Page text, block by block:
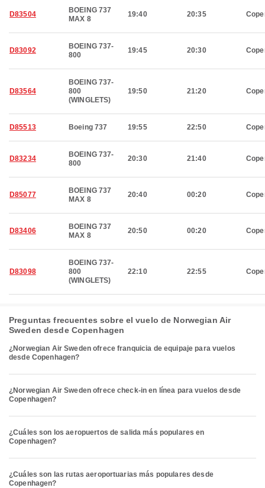
D83504
BOEING 737
MAX 8
19:40 20:35
D83092
BOEING 737-
800
19:45 20:30
D83564
BOEING 737-
800
(WINGLETS)
19:50 21:20
D85513 Boeing 737 19:55 22:50
D83234
BOEING 737-
800
20:30 21:40
D85077
BOEING 737
MAX 8
20:40 00:20
D83406
BOEING 737
MAX 8
20:50 00:20
D83098
BOEING 737-
800
(WINGLETS)
22:10 22:55
Preguntas frecuentes sobre el vuelo de Norwegian Air
Sweden desde Copenhagen
¿Norwegian Air Sweden ofrece franquicia de equipaje para vuelos
desde Copenhagen?
¿Norwegian Air Sweden ofrece check-in en línea para vuelos desde
Copenhagen?
¿Cuáles son los aeropuertos de salida más populares en
Copenhagen?
¿Cuáles son las rutas aeroportuarias más populares desde
Copenhagen?